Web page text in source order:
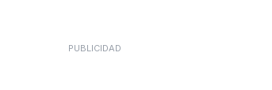
PUBLICIDAD